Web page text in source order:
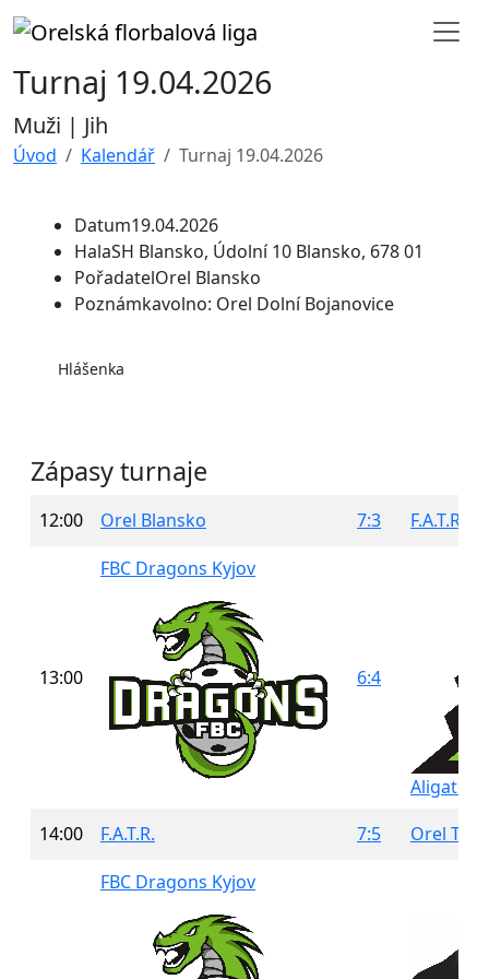
Turnaj 19.04.2026
Muži | Jih
Úvod Kalendář Turnaj 19.04.2026
Datum19.04.2026
HalaSH Blansko, Údolní 10 Blansko, 678 01
PořadatelOrel Blansko
Poznámkavolno: Orel Dolní Bojanovice
Hlášenka
Zápasy turnaje
12:00 Orel Blansko 7:3 F.A.T.R.
13:00
FBC Dragons Kyjov
6:4
Aligators
14:00
F.A.T.R. 7:5 Orel
FBC Dragons Kyjov